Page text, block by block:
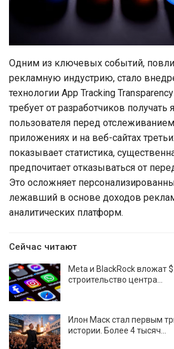
Одним из ключевых событий,
рекламную индустрию, стало
технологии App Tracking
требует от разработчиков получать
пользователя перед
приложениях и на веб-сайтах
показывает статистика,
предпочитает отказываться от
Это осложняет
лежавший в основе доходов
аналитических платформ.
Сейчас читают
Meta и BlackRock вложат
строительство центра…
Илон Маск стал первым
истории. Более 4 тысяч…